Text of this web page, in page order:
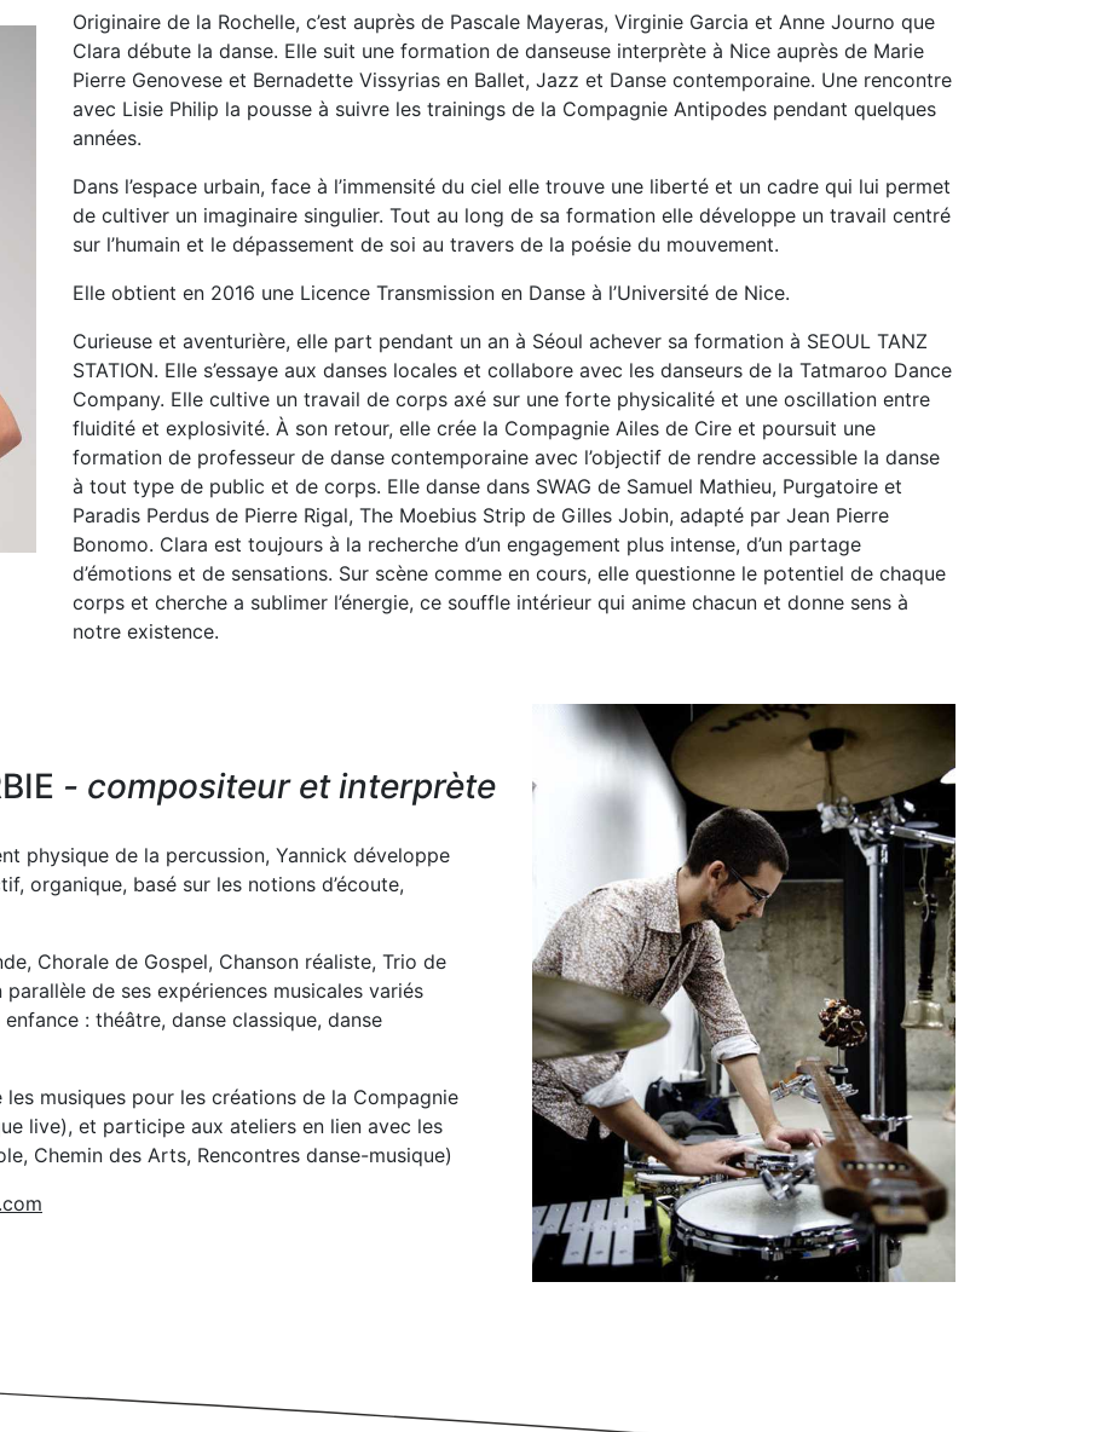
Originaire de la Rochelle, c’est auprès de Pascale Mayeras, Virginie Garcia et Anne Journo que
Clara débute la danse. Elle suit une formation de danseuse interprète à Nice auprès de Marie
Pierre Genovese et Bernadette Vissyrias en Ballet, Jazz et Danse contemporaine. Une rencontre
avec Lisie Philip la pousse à suivre les trainings de la Compagnie Antipodes pendant quelques
années.
Dans l’espace urbain, face à l’immensité du ciel elle trouve une liberté et un cadre qui lui permet
de cultiver un imaginaire singulier. Tout au long de sa formation elle développe un travail centré
sur l’humain et le dépassement de soi au travers de la poésie du mouvement.
Elle obtient en 2016 une Licence Transmission en Danse à l’Université de Nice.
Curieuse et aventurière, elle part pendant un an à Séoul achever sa formation à SEOUL TANZ
STATION. Elle s’essaye aux danses locales et collabore avec les danseurs de la Tatmaroo Dance
Company. Elle cultive un travail de corps axé sur une forte physicalité et une oscillation entre
fluidité et explosivité. À son retour, elle crée la Compagnie Ailes de Cire et poursuit une
formation de professeur de danse contemporaine avec l’objectif de rendre accessible la danse
à tout type de public et de corps. Elle danse dans SWAG de Samuel Mathieu, Purgatoire et
Paradis Perdus de Pierre Rigal, The Moebius Strip de Gilles Jobin, adapté par Jean Pierre
Bonomo. Clara est toujours à la recherche d’un engagement plus intense, d’un partage
d’émotions et de sensations. Sur scène comme en cours, elle questionne le potentiel de chaque
corps et cherche a sublimer l’énergie, ce souffle intérieur qui anime chacun et donne sens à
notre existence.
- compositeur et interprète
physique de la percussion, Yannick développe
organique, basé sur les notions d’écoute,
Chorale de Gospel, Chanson réaliste, Trio de
de ses expériences musicales variés
: théâtre, danse classique, danse
musiques pour les créations de la Compagnie
live), et participe aux ateliers en lien avec les
Chemin des Arts, Rencontres danse-musique)